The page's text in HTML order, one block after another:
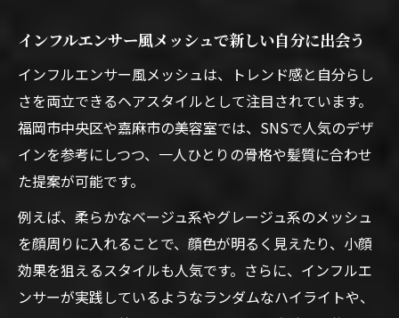
は
メッシュで発見するあなたらしい新しいおしゃ
れ
美容室メッシュで自分らしいおしゃれを追
求する
美容室メッシュが生み出す新しいスタイル
提案
自分に似合う美容室メッシュの選び方とポ
イント
美容室メッシュで変わる毎日のヘアアレン
インフルエンサー風メッシュで新しい自分に出会う
インフルエンサー風メッシュは、トレンド感と自分らし
さを両立できるヘアスタイルとして注目されています。
福岡市中央区や嘉麻市の美容室では、SNSで人気のデザ
インを参考にしつつ、一人ひとりの骨格や髪質に合わせ
た提案が可能です。
例えば、柔らかなベージュ系やグレージュ系のメッシュ
を顔周りに入れることで、顔色が明るく見えたり、小顔
効果を狙えるスタイルも人気です。さらに、インフルエ
ンサーが実践しているようなランダムなハイライトや、